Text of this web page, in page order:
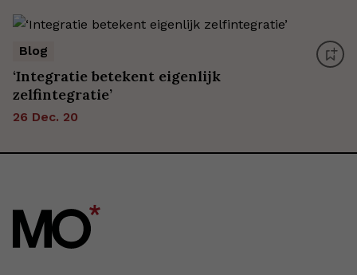
Blog
‘Integratie betekent eigenlijk
zelfintegratie’
26 Dec. 20